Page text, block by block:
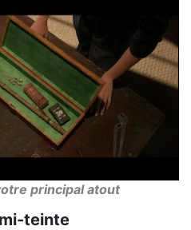
principal atout
teinte